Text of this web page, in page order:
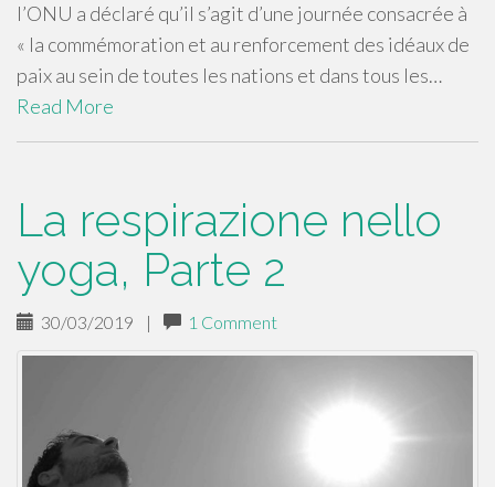
l’ONU a déclaré qu’il s’agit d’une journée consacrée à
« la commémoration et au renforcement des idéaux de
paix au sein de toutes les nations et dans tous les…
Read More
La respirazione nello
yoga, Parte 2
30/03/2019 | 1 Comment